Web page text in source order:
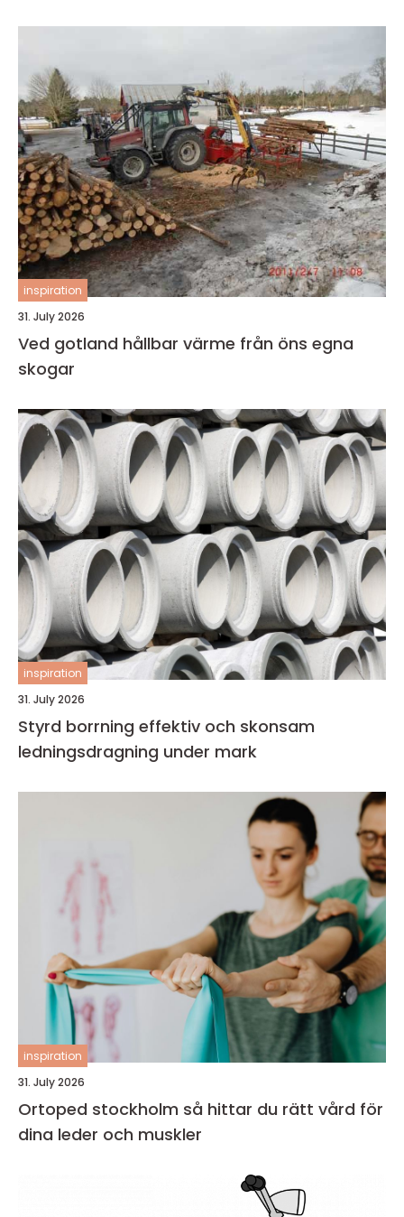
inspiration
31. July 2026
Ved gotland hållbar värme från öns egna
skogar
inspiration
31. July 2026
Styrd borrning effektiv och skonsam
ledningsdragning under mark
inspiration
31. July 2026
Ortoped stockholm så hittar du rätt vård för
dina leder och muskler